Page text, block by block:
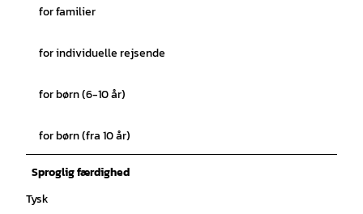
for familier
for individuelle rejsende
for børn (6-10 år)
for børn (fra 10 år)
Sproglig færdighed
Tysk